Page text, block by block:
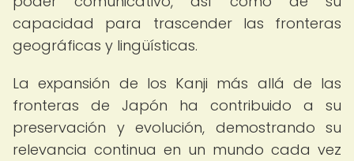
capacidad para trascender las fronteras
geográficas y lingüísticas.
La expansión de los Kanji más allá de las
fronteras de Japón ha contribuido a su
preservación y evolución, demostrando su
relevancia continua en un mundo cada vez